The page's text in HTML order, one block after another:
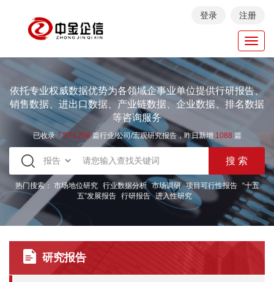
登录 注册
依托专业权威数据优势为各领域企事业单位提供行研报告、
销售数据、进出口数据、产业链数据、企业数据、排名数据
等咨询服务
已收录7.973.258篇行业/公司/宏观研究报告，昨日新增 1088 篇
热门搜索： 市场地位研究 行业数据分析 市场调研 项目可行性报告
“十五
五”发展报告 行研报告 进入性研究
研究报告